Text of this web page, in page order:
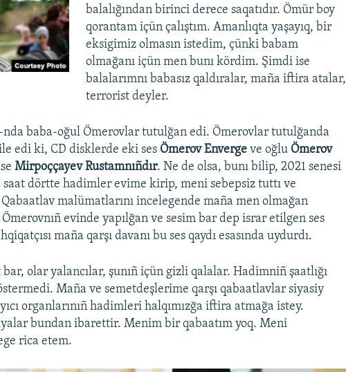
balalığından birinci derece saqatıdır. Ömür boy
qorantam içün çalıştım. Amanlıqta yaşayıq, bir
eksigimiz olmasın istedim, çünki babam
olmağanı içün men bunı kördim. Şimdi ise
balalarımnı babasız qaldıralar, maña iftira atalar,
terrorist deyler.
nda baba-oğul Ömerovlar tutulğan edi. Ömerovlar tutulğanda
edi ki, CD disklerde eki ses Ömerov Enverge ve oğlu Ömerov
Mirpoççayev Rustamnıñdır. Ne de olsa, bunı bilip, 2021 senesi
saat dörtte hadimler evime kirip, meni sebepsiz tuttı ve
malümatlarını incelegende maña men olmağan
evinde yapılğan ve sesim bar dep israr etilgen ses
maña qarşı davanı bu ses qaydı esasında uydurdı.
olar yalancılar, şunıñ içün gizli qalalar. Hadimniñ şaatlığı
Maña ve semetdeşlerime qarşı qabaatlavlar siyasiy
organlarınıñ hadimleri halqımızğa iftira atmağa istey.
bundan ibarettir. Menim bir qabaatım yoq. Meni
rica etem.